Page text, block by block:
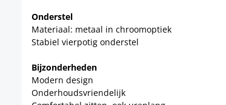
Onderstel
Materiaal: metaal in chroomoptiek
Stabiel vierpotig onderstel
Bijzonderheden
Modern design
Onderhoudsvriendelijk